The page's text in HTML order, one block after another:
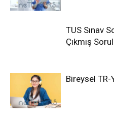
TUS Sınav
Çıkmış
Bireysel TR-